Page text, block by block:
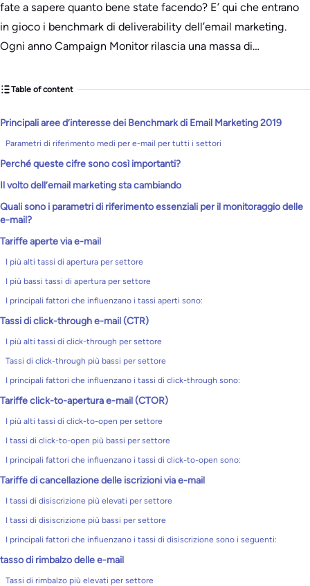
fate a sapere quanto bene state facendo? E’ qui che entrano
in gioco i benchmark di deliverability dell’email marketing.
Ogni anno Campaign Monitor rilascia una massa di…
Table of content
Principali aree d’interesse dei Benchmark di Email Marketing 2019
Parametri di riferimento medi per e-mail per tutti i settori
Perché queste cifre sono così importanti?
Il volto dell’email marketing sta cambiando
Quali sono i parametri di riferimento essenziali per il monitoraggio delle
e-mail?
Tariffe aperte via e-mail
I più alti tassi di apertura per settore
I più bassi tassi di apertura per settore
I principali fattori che influenzano i tassi aperti sono:
Tassi di click-through e-mail (CTR)
I più alti tassi di click-through per settore
Tassi di click-through più bassi per settore
I principali fattori che influenzano i tassi di click-through sono:
Tariffe click-to-apertura e-mail (CTOR)
I più alti tassi di click-to-open per settore
I tassi di click-to-open più bassi per settore
I principali fattori che influenzano i tassi di click-to-open sono:
Tariffe di cancellazione delle iscrizioni via e-mail
I tassi di disiscrizione più elevati per settore
I tassi di disiscrizione più bassi per settore
I principali fattori che influenzano i tassi di disiscrizione sono i seguenti:
tasso di rimbalzo delle e-mail
Tassi di rimbalzo più elevati per settore